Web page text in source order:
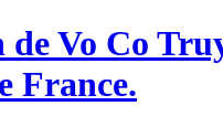
Vo Co
France.